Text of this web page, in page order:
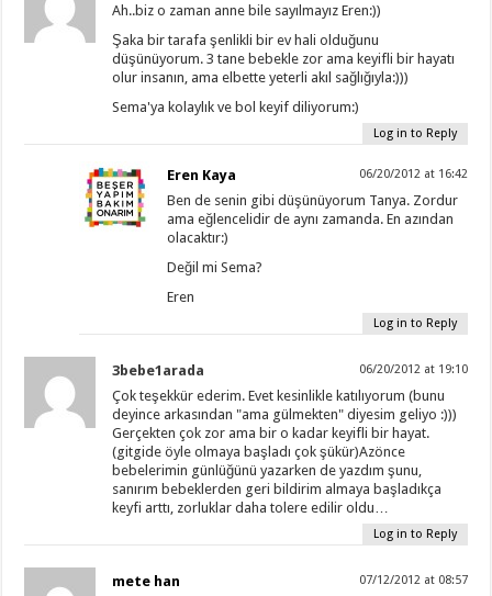
Ah..biz o zaman anne bile sayılmayız Eren:))
Şaka bir tarafa şenlikli bir ev hali olduğunu
düşünüyorum. 3 tane bebekle zor ama keyifli bir hayatı
olur insanın, ama elbette yeterli akıl sağlığıyla:)))
Sema'ya kolaylık ve bol keyif diliyorum:)
Log in to Reply
Eren Kaya 06/20/2012 at 16:42
Ben de senin gibi düşünüyorum Tanya. Zordur
ama eğlencelidir de aynı zamanda. En azından
olacaktır:)
Değil mi Sema?
Eren
Log in to Reply
3bebe1arada 06/20/2012 at 19:10
Çok teşekkür ederim. Evet kesinlikle katılıyorum (bunu
deyince arkasından "ama gülmekten" diyesim geliyo :)))
Gerçekten çok zor ama bir o kadar keyifli bir hayat.
(gitgide öyle olmaya başladı çok şükür)Azönce
bebelerimin günlüğünü yazarken de yazdım şunu,
sanırım bebeklerden geri bildirim almaya başladıkça
keyfi arttı, zorluklar daha tolere edilir oldu…
Log in to Reply
mete han 07/12/2012 at 08:57